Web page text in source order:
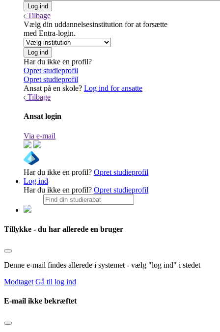
Tilbage
Vælg din uddannelsesinstitution for at forsætte
med Entra-login.
Har du ikke en profil?
Opret studieprofil
Opret studieprofil
Ansat på en skole? Log ind for ansatte
Tilbage
Ansat login
Via e-mail
Har du ikke en profil? Opret studieprofil
Log ind
Har du ikke en profil? Opret studieprofil
Tillykke - du har allerede en bruger
Denne e-mail findes allerede i systemet - vælg "log ind" i stedet
Modtaget Gå til log ind
E-mail ikke bekræftet